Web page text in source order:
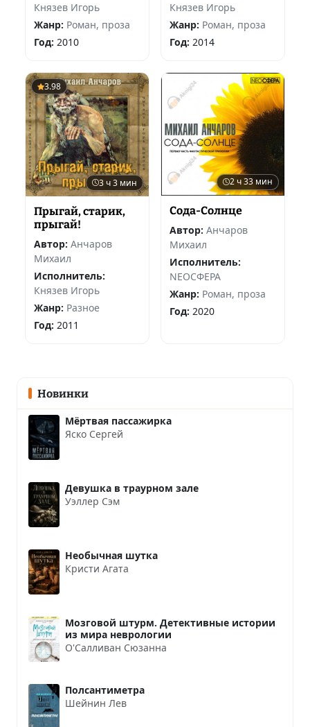
Князев Игорь
Жанр: Роман, проза
Год: 2010
Князев Игорь
Жанр: Роман, проза
Год: 2014
3.98
3 ч 3 мин
Прыгай, старик,
прыгай!
Автор: Анчаров
Михаил
Исполнитель:
Князев Игорь
Жанр: Разное
Год: 2011
2 ч 33 мин
Сода-Солнце
Автор: Анчаров
Михаил
Исполнитель:
NEOСФЕРА
Жанр: Роман, проза
Год: 2020
Новинки
Мёртвая пассажирка
Яско Сергей
Девушка в траурном зале
Уэллер Сэм
Необычная шутка
Кристи Агата
Мозговой штурм. Детективные истории
из мира неврологии
О'Салливан Сюзанна
Полсантиметра
Шейнин Лев